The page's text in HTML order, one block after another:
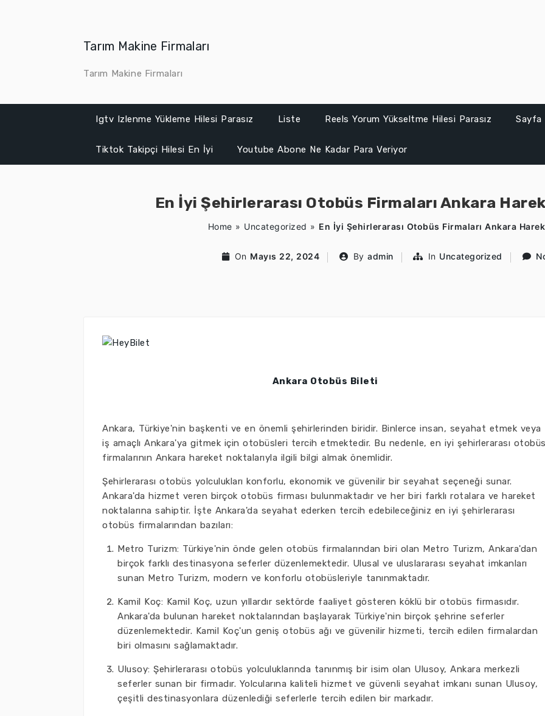
Tarım Makine Firmaları
Tarım Makine Firmaları
Igtv Izlenme Yükleme Hilesi Parasız Liste Reels Yorum Yükseltme Hilesi Parasız Sayfa
Tiktok Takipçi Hilesi En İyi Youtube Abone Ne Kadar Para Veriyor
En İyi Şehirlerarası Otobüs Firmaları Ankara
Home » Uncategorized » En İyi Şehirlerarası Otobüs Firmaları Ankara
On Mayıs 22, 2024 By admin In Uncategorized
Ankara Otobüs Bileti
Ankara, Türkiye'nin başkenti ve en önemli şehirlerinden biridir. Binlerce insan, seyahat etmek veya
iş amaçlı Ankara'ya gitmek için otobüsleri tercih etmektedir. Bu nedenle, en iyi şehirlerarası
firmalarının Ankara hareket noktalarıyla ilgili bilgi almak önemlidir.
Şehirlerarası otobüs yolculukları konforlu, ekonomik ve güvenilir bir seyahat seçeneği sunar.
Ankara'da hizmet veren birçok otobüs firması bulunmaktadır ve her biri farklı rotalara ve hareket
noktalarına sahiptir. İşte Ankara'da seyahat ederken tercih edebileceğiniz en iyi şehirlerarası
otobüs firmalarından bazıları:
Metro Turizm: Türkiye'nin önde gelen otobüs firmalarından biri olan Metro Turizm, Ankara'dan
birçok farklı destinasyona seferler düzenlemektedir. Ulusal ve uluslararası seyahat imkanları
sunan Metro Turizm, modern ve konforlu otobüsleriyle tanınmaktadır.
Kamil Koç: Kamil Koç, uzun yıllardır sektörde faaliyet gösteren köklü bir otobüs firmasıdır.
Ankara'da bulunan hareket noktalarından başlayarak Türkiye'nin birçok şehrine seferler
düzenlemektedir. Kamil Koç'un geniş otobüs ağı ve güvenilir hizmeti, tercih edilen firmalardan
biri olmasını sağlamaktadır.
Ulusoy: Şehirlerarası otobüs yolculuklarında tanınmış bir isim olan Ulusoy, Ankara merkezli
seferler sunan bir firmadır. Yolcularına kaliteli hizmet ve güvenli seyahat imkanı sunan Ulusoy,
çeşitli destinasyonlara düzenlediği seferlerle tercih edilen bir markadır.